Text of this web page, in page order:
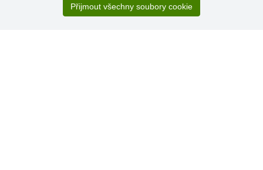
Sortiment za fajn ceny a hlavně super rychlé dodání. Moc
Přijmout všechny soubory cookie